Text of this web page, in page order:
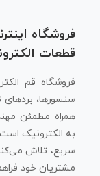
فروشگاه
قطعات
فروشگاه قم
سنسورها،
همراه مطمئن
به الکترونیک
سریع، تلاش
مشتریان خود